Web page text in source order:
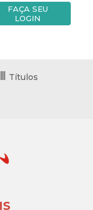
FAÇA SEU
LOGIN
Títulos